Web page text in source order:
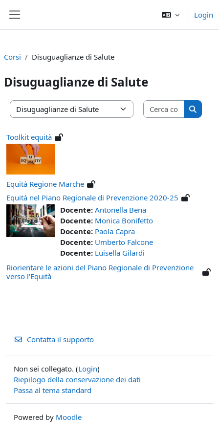
Login
Corsi Disuguaglianze di Salute
Disuguaglianze di Salute
Categorie di corso
Cerca
Cerca
Toolkit equità
Equità Regione Marche
Equità nel Piano Regionale di Prevenzione 2020-25
Docente: Antonella Bena
Docente: Monica Bonifetto
Docente: Paola Capra
Docente: Umberto Falcone
Docente: Luisella Gilardi
Riorientare le azioni del Piano Regionale di Prevenzione
verso l'Equità
Contatta il supporto
Non sei collegato. (Login)
Riepilogo della conservazione dei dati
Passa al tema standard
Powered by Moodle